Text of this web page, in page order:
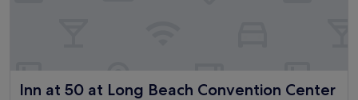
Inn at 50 at Long Beach Convention Center
Inn at 50 at Long Beach Convention Center